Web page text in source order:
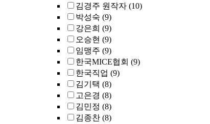
김경주 원작자 (10)
박성숙 (9)
강은희 (9)
오승현 (9)
임맹주 (9)
한국MICE협회 (9)
한국직업 (9)
김기택 (8)
고은경 (8)
김민정 (8)
김종찬 (8)